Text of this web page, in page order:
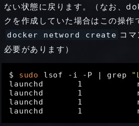
ない状態に戻ります。（なお、
クを作成していた場合はこの操作
docker netword create コ
必要があります）
$ sudo lsof -i -P | grep
launchd       1           root
launchd       1           root
launchd       1           root